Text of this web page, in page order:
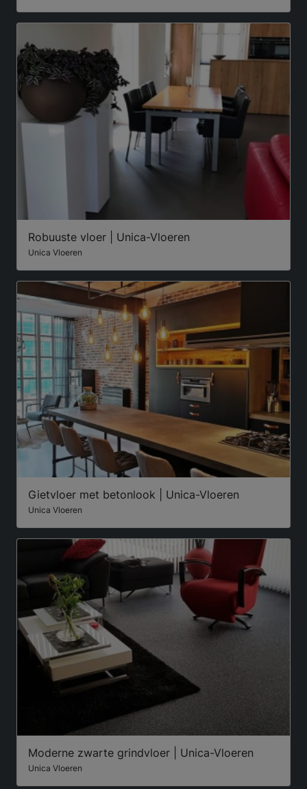
Robuuste vloer | Unica-Vloeren
Unica Vloeren
Gietvloer met betonlook | Unica-Vloeren
Unica Vloeren
Moderne zwarte grindvloer | Unica-Vloeren
Unica Vloeren